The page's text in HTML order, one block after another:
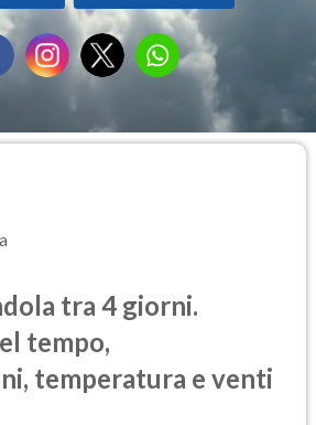
tra 4 giorni.
tempo,
temperatura e venti